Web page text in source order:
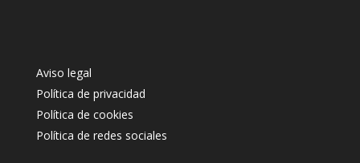
Aviso legal
Política de privacidad
Política de cookies
Política de redes sociales